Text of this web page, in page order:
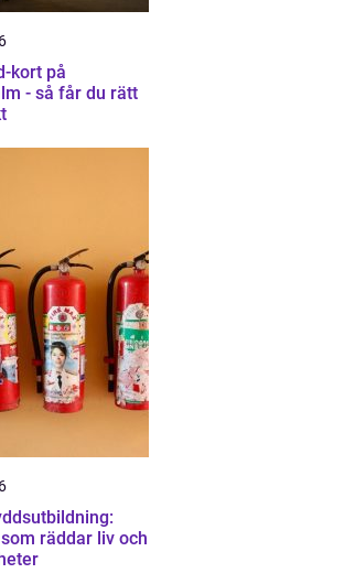
kort på
- så får du rätt
räddar liv och